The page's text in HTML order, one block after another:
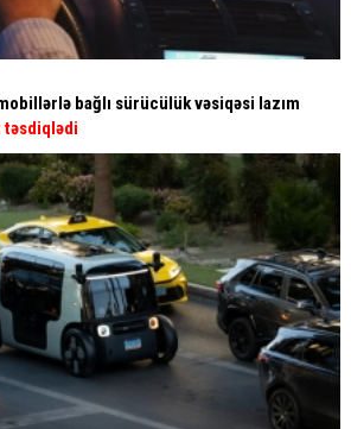
bağlı sürücülük vəsiqəsi lazım